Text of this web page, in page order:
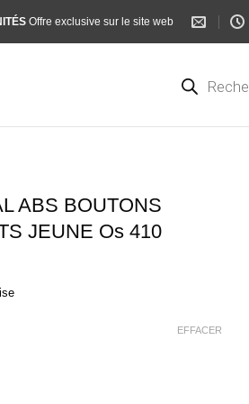
Offre exclusive sur le site web
produits
ABS BOUTONS
JEUNE Os 410
EFFACER